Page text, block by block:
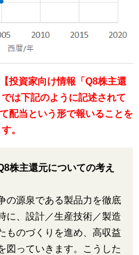
投資家向け情報「Q8株主還
は下記のように記述されて
配当という形で報いることを
。
株主還元についての考え
の源泉である製品力を徹底
に、設計／生産技術／製造
ものづくりを進め、高収益
図っていきます。こうした